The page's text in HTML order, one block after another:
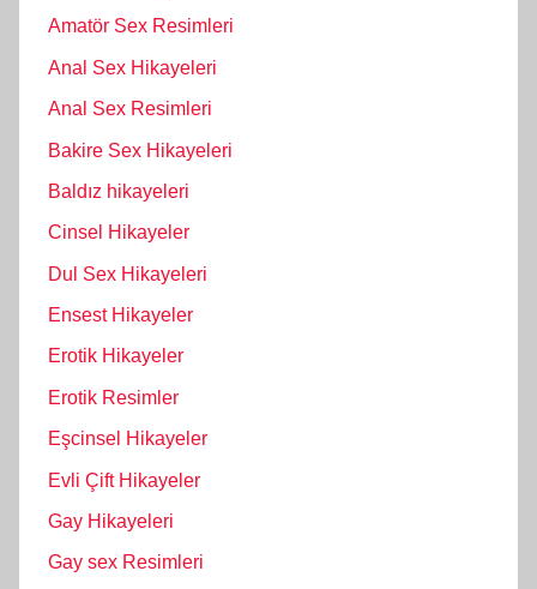
Amatör Sex Resimleri
Anal Sex Hikayeleri
Anal Sex Resimleri
Bakire Sex Hikayeleri
Baldız hikayeleri
Cinsel Hikayeler
Dul Sex Hikayeleri
Ensest Hikayeler
Erotik Hikayeler
Erotik Resimler
Eşcinsel Hikayeler
Evli Çift Hikayeler
Gay Hikayeleri
Gay sex Resimleri